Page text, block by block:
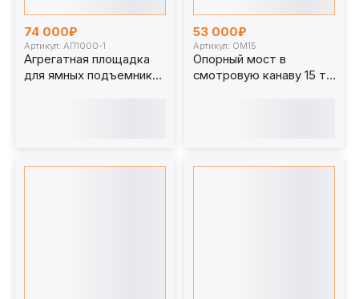
74 000₽
Артикул: АП1000-1
Агрегатная площадка
для ямных подъемников
53 000₽
Артикул: ОМ15
Опорный мост в
смотровую канаву 15 т.